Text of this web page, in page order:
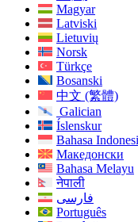
Magyar
Latviski
Lietuvių
Norsk
Türkçe
Bosanski
中文 (繁體)
Galician
Íslenskur
Bahasa
Македонски
Bahasa Melayu
नेपाली
فارسی
Português